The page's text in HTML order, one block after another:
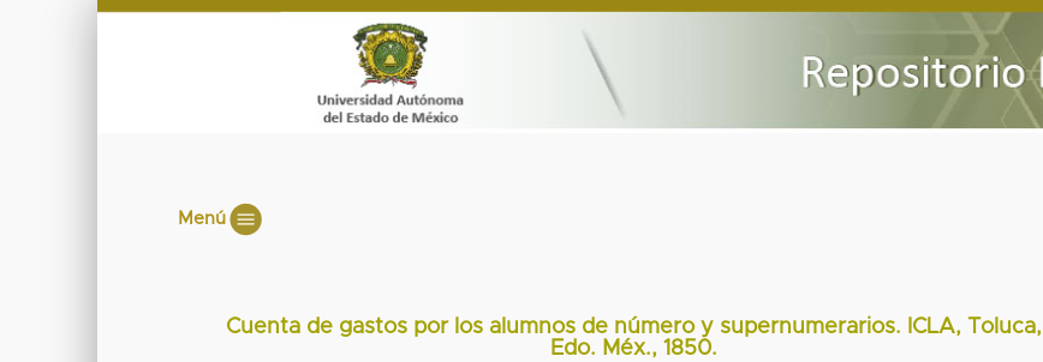
Menú
Cuenta de gastos por los alumnos de número y supernumerarios. ICLA, Toluca,
Edo. Méx., 1850.